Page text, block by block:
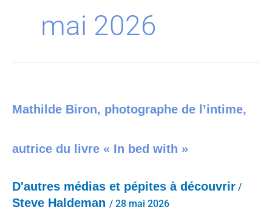
mai 2026
Mathilde Biron, photographe de l’intime,
autrice du livre « In bed with »
D'autres médias et pépites à découvrir /
Steve Haldeman / 28 mai 2026